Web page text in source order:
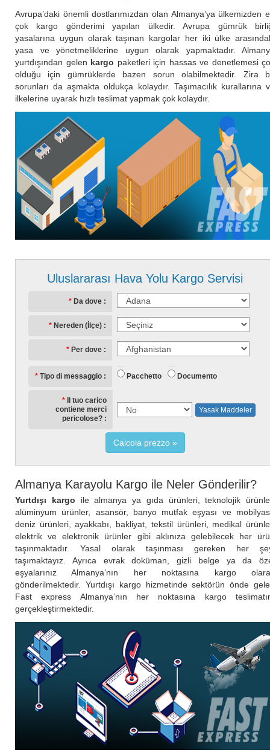
Uluslararası Hava Yolu Kargo Servisi
Da dove
Nereden (İlçe)
Per dove
Tipo di messaggio Pacchetto Documento
Il tuo carico
contiene merci
pericolose?
Yasak Maddeler
Calcola prezzo
Avrupa’daki önemli dostlarımızdan olan Almanya’ya ülkemizden
çok kargo gönderimi yapılan ülkedir. Avrupa gümrük
yasalarına uygun olarak taşınan kargolar her iki ülke
yasa ve yönetmeliklerine uygun olarak yapmaktadır.
yurtdışından gelen kargo paketleri için hassas ve denetlemesi
olduğu için gümrüklerde bazen sorun olabilmektedir. Zira
sorunları da aşmakta oldukça kolaydır. Taşımacılık kurallarına
ilkelerine uyarak hızlı teslimat yapmak çok kolaydır.
Almanya Karayolu Kargo ile Neler Gönderilir?
Yurtdışı kargo ile almanya ya gıda ürünleri, teknolojik
alüminyum ürünler, asansör, banyo mutfak eşyası ve
deniz ürünleri, ayakkabı, bakliyat, tekstil ürünleri, medikal
elektrik ve elektronik ürünler gibi aklınıza gelebilecek her
taşınmaktadır. Yasal olarak taşınması gereken her
taşımaktayız. Ayrıca evrak doküman, gizli belge ya da
eşyalarınız Almanya’nın her noktasına kargo
gönderilmektedir. Yurtdışı kargo hizmetinde sektörün önde
Fast express Almanya’nın her noktasına kargo
gerçekleştirmektedir.